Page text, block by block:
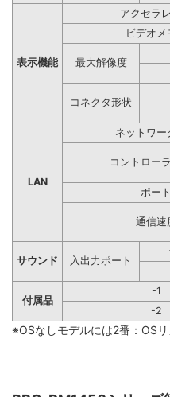
表示機能
アクセラ
ビデオメ
最大解像度
コネクタ形状
LAN
ネットワー
コントロー
ポート
通信速
サウンド 入出力ポート
付属品
-1
-2
※OSなしモデルには2番：OS